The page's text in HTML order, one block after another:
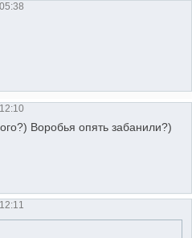
Воробья опять забанили?)